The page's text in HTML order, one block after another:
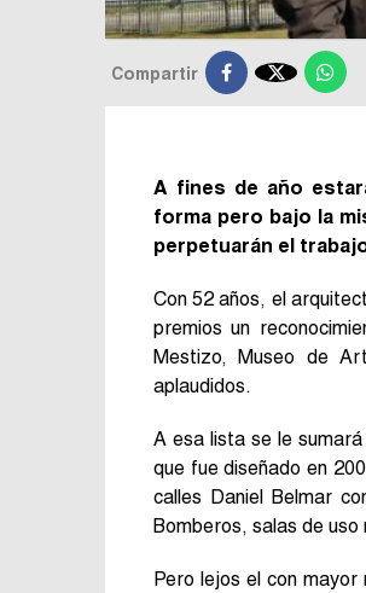
Compartir 
A fines de año
forma pero bajo la
perpetuarán el
Con 52 años, el
premios un
Mestizo, Museo de
aplaudidos.
A esa lista se le
que fue diseñado en
calles Daniel Belmar
Bomberos, salas de
Pero lejos el con